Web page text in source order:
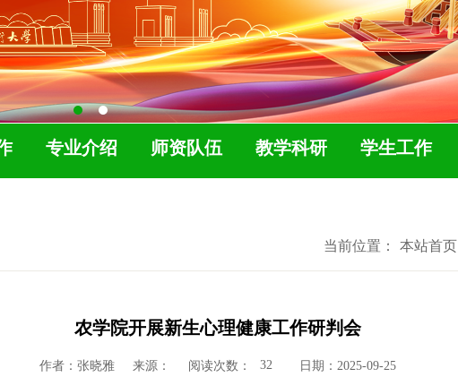
专业介绍 师资队伍 教学科研 学生工作
当前位置： 本站首页
农学院开展新生心理健康工作研判会
作者：张晓雅 来源： 阅读次数： 32 日期：2025-09-25